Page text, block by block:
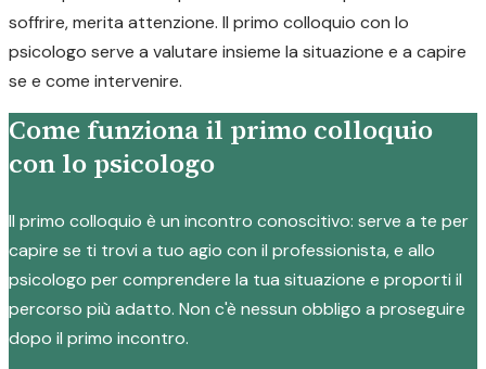
soffrire, merita attenzione. Il primo colloquio con lo
psicologo serve a valutare insieme la situazione e a capire
se e come intervenire.
Come funziona il primo colloquio
con lo psicologo
Il primo colloquio è un incontro conoscitivo: serve a te per
capire se ti trovi a tuo agio con il professionista, e allo
psicologo per comprendere la tua situazione e proporti il
percorso più adatto. Non c'è nessun obbligo a proseguire
dopo il primo incontro.